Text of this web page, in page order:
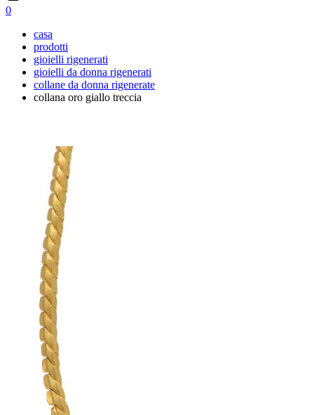
0
casa
prodotti
gioielli rigenerati
gioielli da donna rigenerati
collane da donna rigenerate
collana oro giallo treccia